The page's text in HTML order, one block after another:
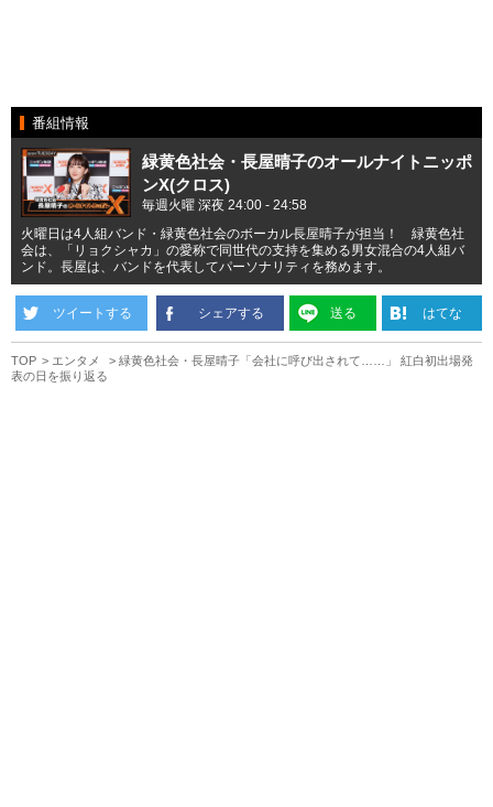
番組情報
緑黄色社会・長屋晴子のオールナイトニッポ
ンX(クロス)
毎週火曜 深夜 24:00 - 24:58
火曜日は4人組バンド・緑黄色社会のボーカル長屋晴子が担当！ 緑黄色社
会は、「リョクシャカ」の愛称で同世代の支持を集める男女混合の4人組バ
ンド。長屋は、バンドを代表してパーソナリティを務めます。
ツイートする シェアする 送る はてな
TOP エンタメ
緑黄色社会・長屋晴子「会社に呼び出されて……」 紅白初出場発
表の日を振り返る